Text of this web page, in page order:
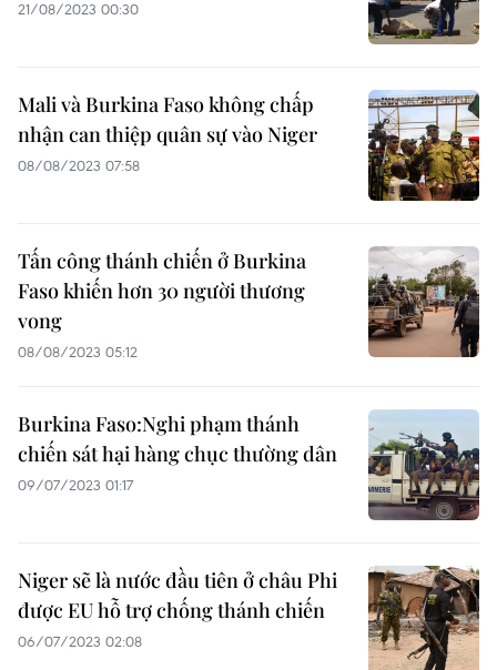
21/08/2023 00:30
Mali và Burkina Faso không chấp
nhận can thiệp quân sự vào Niger
08/08/2023 07:58
Tấn công thánh chiến ở Burkina
Faso khiến hơn 30 người thương
vong
08/08/2023 05:12
Burkina Faso:Nghi phạm thánh
chiến sát hại hàng chục thường dân
09/07/2023 01:17
Niger sẽ là nước đầu tiên ở châu Phi
được EU hỗ trợ chống thánh chiến
06/07/2023 02:08